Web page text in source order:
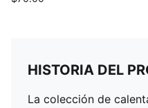
HISTORIA DEL
La colección de